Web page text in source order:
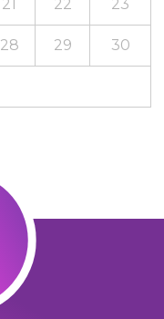
21 22 23
28 29 30